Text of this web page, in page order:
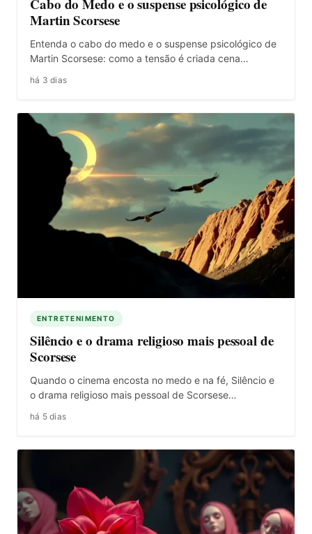
Martin Scorsese
Entenda o cabo do medo e o suspense psicológico de
Martin Scorsese: como a tensão é criada cena…
há 3 dias
ENTRETENIMENTO
Silêncio e o drama religioso mais pessoal de
Scorsese
Quando o cinema encosta no medo e na fé, Silêncio e
o drama religioso mais pessoal de Scorsese…
há 5 dias